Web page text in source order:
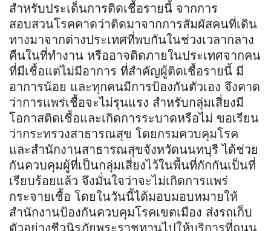
สำหรับประเด็นการติดเชื้อรายนี้ จากการ
สอบสวนโรคคาดว่าติดมาจากการสัมผัสคนที่เดิน
ทางมาจากต่างประเทศที่พบกันในช่วงเวลากลาง
คืนในที่ทำงาน หรืออาจติดภายในประเทศจากคน
ที่มีเชื้อแต่ไม่มีอาการ ที่สำคัญผู้ติดเชื้อรายนี้ มี
อาการน้อย และทุกคนมีการป้องกันตัวเอง จึงคาด
ว่าการแพร่เชื้อจะไม่รุนแรง สำหรับกลุ่มเสี่ยงมี
โอกาสติดเชื้อและเกิดการระบาดหรือไม่ ขอเรียน
ว่ากระทรวงสาธารณสุข โดยกรมควบคุมโรค
และสำนักงานสาธารณสุขจังหวัดนนทบุรี ได้ช่วย
กันควบคุมผู้ที่เป็นกลุ่มเสี่ยงไว้ในพื้นที่กักกันเป็นที่
เรียบร้อยแล้ว จึงมั่นใจว่าจะไม่เกิดการแพร่
กระจายเชื้อ โดยในวันนี้ได้มอบมอบหมายให้
สำนักงานป้องกันควบคุมโรคเขตเมือง ส่งรถเก็บ
ตัวอย่างชีวนิรภัยพระราชทานไปให้บริการที่ถนน